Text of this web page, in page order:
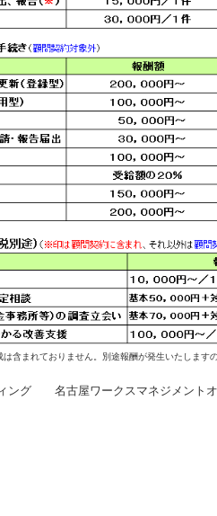
含まれておりません。別途報酬が発生いたします
ング 名古屋ワークスマネジメント